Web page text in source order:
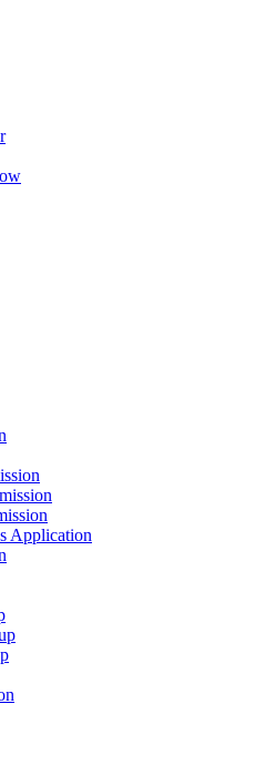
Application